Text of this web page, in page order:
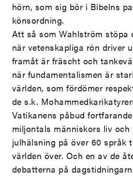
hörn, som sig bör i Bibelns
könsordning.
Att så som Wahlström stöpa
när vetenskapliga rön driver
framåt är fräscht och
när fundamentalismen är
världen, som fördömer
de s.k.
Vatikanens påbud
miljontals människors liv och
julhälsning på över 60 språk
världen över. Och en av de
debatterna på